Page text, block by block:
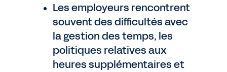
Les employeurs rencontrent
souvent des difficultés avec
la gestion des temps, les
politiques relatives aux
heures supplémentaires et